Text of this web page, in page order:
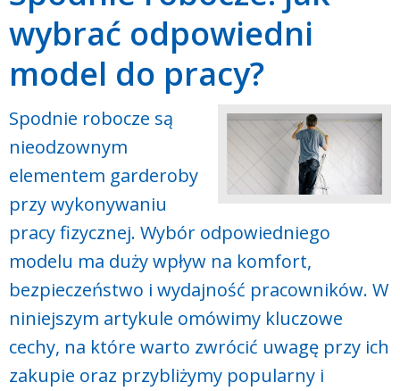
wybrać odpowiedni
model do pracy?
Spodnie robocze są
nieodzownym
elementem garderoby
przy wykonywaniu
pracy fizycznej. Wybór odpowiedniego
modelu ma duży wpływ na komfort,
bezpieczeństwo i wydajność pracowników. W
niniejszym artykule omówimy kluczowe
cechy, na które warto zwrócić uwagę przy ich
zakupie oraz przybliżymy popularny i